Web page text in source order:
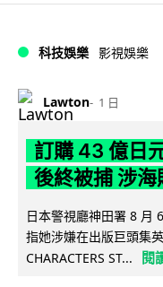
科技娛樂 影視娛樂
Lawton 1 日
訂購 43 億日
後終被捕 涉
日本警視廳神田署 8 月
指她涉嫌在出版巨頭集
CHARACTERS ST...
閱